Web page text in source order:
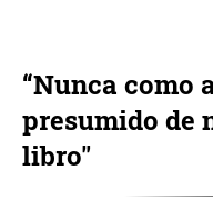
“Nunca como
presumido de
libro"